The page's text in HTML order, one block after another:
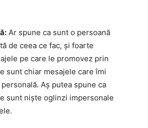
Ar spune ca sunt o persoană
de ceea ce fac, și foarte
pe care le promovez prin
sunt chiar mesajele care îmi
Aș putea spune ca
sunt niște oglinzi impersonale